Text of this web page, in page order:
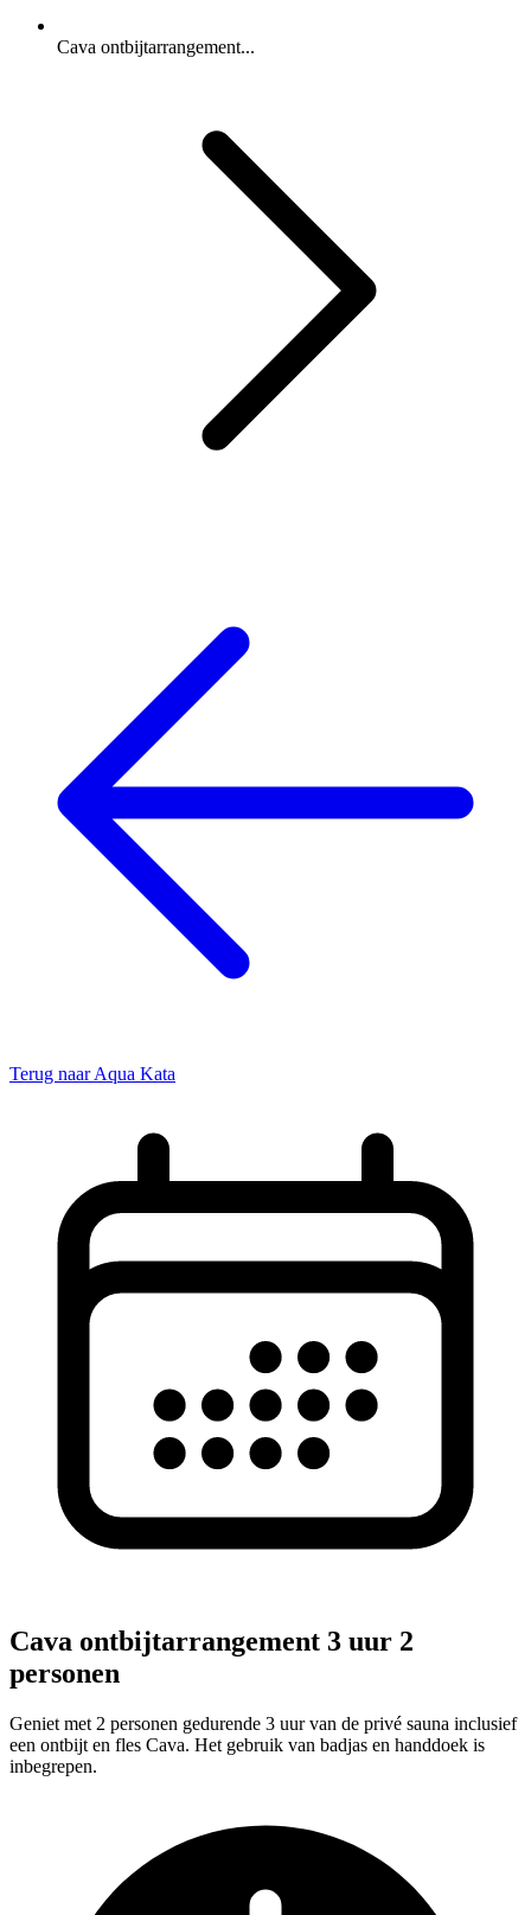
Cava ontbijtarrangement...
Terug naar Aqua Kata
Cava ontbijtarrangement 3 uur 2
personen
Geniet met 2 personen gedurende 3 uur van de privé sauna inclusief
een ontbijt en fles Cava. Het gebruik van badjas en handdoek is
inbegrepen.